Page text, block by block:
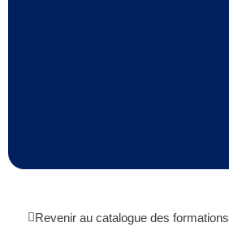
Revenir au catalogue des formations